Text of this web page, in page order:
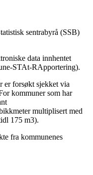
sentrabyrå (SSB)
data innhentet
STAt-RApportering).
er forsøkt sjekket via
kommuner som har
multiplisert med
175 m3).
fra kommunenes